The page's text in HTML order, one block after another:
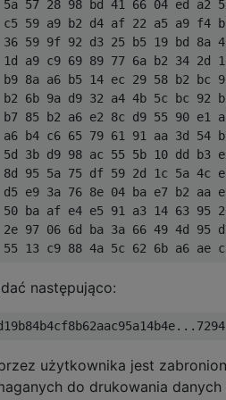
57 28 98 bd 41 66 04 ed a2
59 a9 b2 d4 af 22 a5 a9 f4
59 9f 92 d3 25 b5 19 bd 8a
a9 c9 69 89 77 6a b2 34 2d
8a a6 b5 14 ec 29 58 b2 bc
6b 9a d9 32 a4 4b 5c bc 92
85 b2 a6 e2 8c d9 55 90 e1
b4 c6 65 79 61 91 aa 3d 54
3b d9 98 ac 55 5b 10 dd b3
95 5a 75 df 59 2d 1c 5a 4c
e9 3a 76 8e 04 ba e7 b2 aa
ba af e4 e5 91 a3 14 63 95
97 06 6d ba 3a 66 49 4d 95
następująco:
użytkownika jest
do drukowania